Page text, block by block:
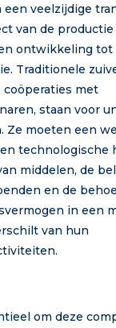
een veelzijdige
van de productie
ontwikkeling tot
Traditionele
coöperaties met
staan voor
Ze moeten een
technologische
middelen, de
en de
in een
van hun
om deze